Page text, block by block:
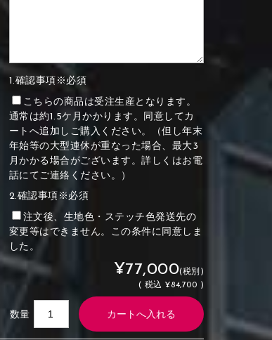
1.確認事項※必須
こちらの商品は受注生産となります。
通常は約1.5ケ月かかります。同意してカ
ートへ追加しご購入ください。（但し年末
年始等の大型連休が重なった場合、最大3
月かかる場合がございます。詳しくはお電
話にてご連絡ください。）
2.確認事項※必須
注文後、生地色・ステッチ色発送先の
変更等はできません。この条件に同意しま
した。
¥77,000(税別)
( 税込 ¥84,700 )
数量